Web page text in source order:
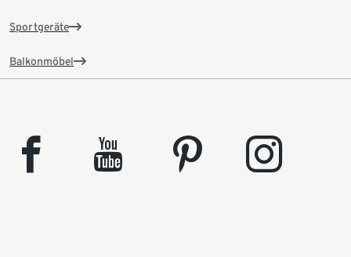
Sportgeräte
Balkonmöbel
facebook youtube pinterest instagram